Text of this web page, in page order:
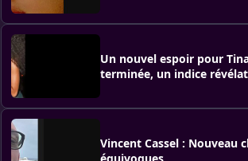
Un nouvel espoir pour
terminée, un indice
Vincent Cassel : Nouveau